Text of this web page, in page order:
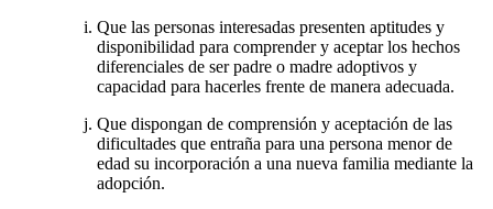
Que las personas interesadas presenten aptitudes y
disponibilidad para comprender y aceptar los hechos
diferenciales de ser padre o madre adoptivos y
capacidad para hacerles frente de manera adecuada.
Que dispongan de comprensión y aceptación de las
dificultades que entraña para una persona menor de
edad su incorporación a una nueva familia mediante la
adopción.